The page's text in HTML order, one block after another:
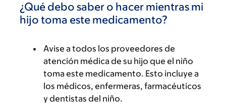
¿Qué debo saber o hacer mientras mi
hijo toma este medicamento?
Avise a todos los proveedores de
atención médica de su hijo que el niño
toma este medicamento. Esto incluye a
los médicos, enfermeras, farmacéuticos
y dentistas del niño.